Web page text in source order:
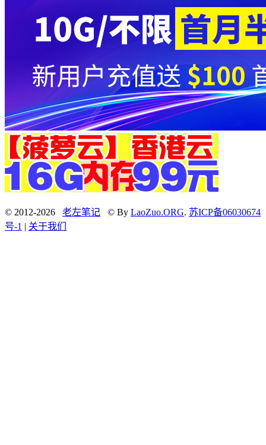
© 2012-2026 老左笔记 © By LaoZuo.ORG. 苏ICP备06030674
号-1 | 关于我们